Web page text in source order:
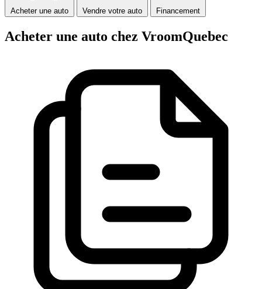
Acheter une auto Vendre votre auto Financement
Acheter une auto chez VroomQuebec